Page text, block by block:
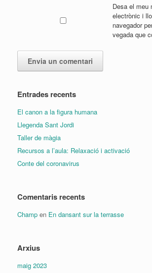
Desa el meu
electrònic i
navegador
vegada que
Entrades recents
El canon a la figura humana
Llegenda Sant Jordi
Taller de màgia
Recursos a l’aula: Relaxació i activació
Conte del coronavirus
Comentaris recents
Champ en En dansant sur la terrasse
Arxius
maig 2023